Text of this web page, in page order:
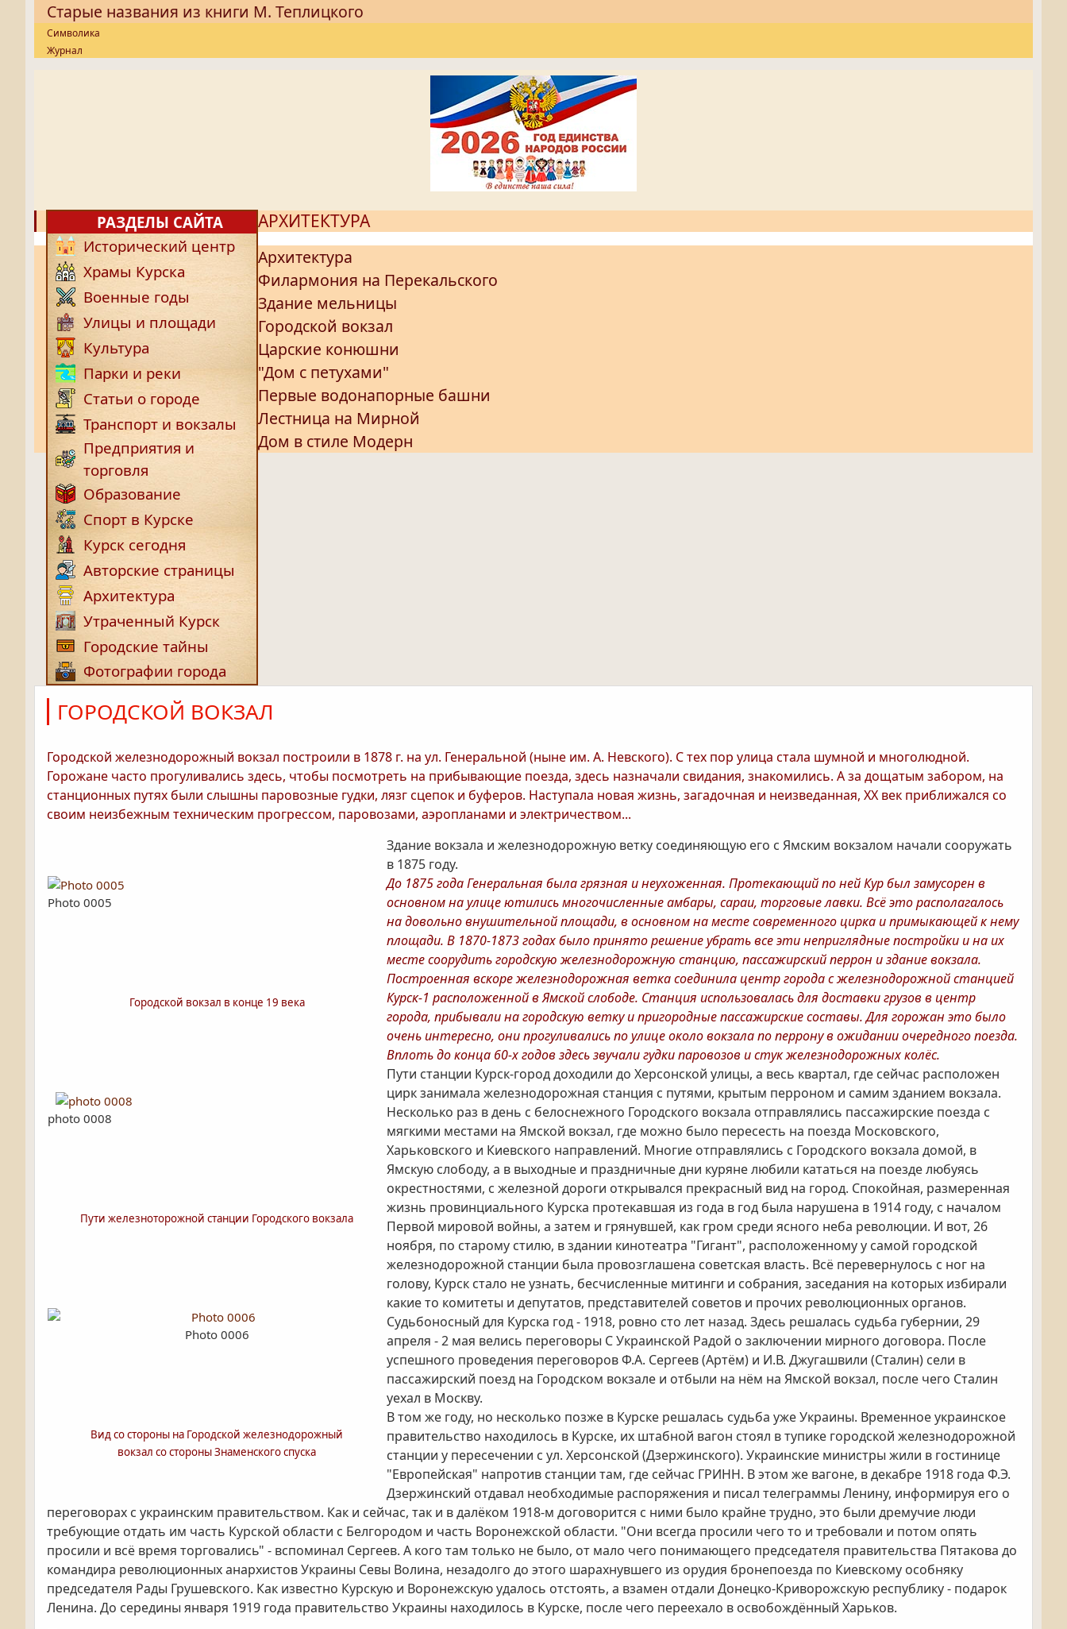
Старые названия из книги М. Теплицкого
Символика
Журнал
РАЗДЕЛЫ САЙТА
Исторический центр
Храмы Курска
Военные годы
Улицы и площади
Культура
Парки и реки
Статьи о городе
Транспорт и вокзалы
Предприятия и
торговля
Образование
Спорт в Курске
Курск сегодня
Авторские страницы
Архитектура
Утраченный Курск
Городские тайны
Фотографии города
АРХИТЕКТУРА
Архитектура
Филармония на Перекальского
Здание мельницы
Городской вокзал
Царские конюшни
"Дом с петухами"
Первые водонапорные башни
Лестница на Мирной
Дом в стиле Модерн
ГОРОДСКОЙ ВОКЗАЛ
Городской железнодорожный вокзал построили в 1878 г. на ул. Генеральной (ныне им. А. Невского). С тех пор улица стала шумной и многолюдной.
Горожане часто прогуливались здесь, чтобы посмотреть на прибывающие поезда, здесь назначали свидания, знакомились. А за дощатым забором, на
станционных путях были слышны паровозные гудки, лязг сцепок и буферов. Наступала новая жизнь, загадочная и неизведанная, ХХ век приближался со
своим неизбежным техническим прогрессом, паровозами, аэропланами и электричеством...
Photo 0005
Городской вокзал в конце 19 века
photo 0008
Пути железноторожной станции Городского вокзала
Photo 0006
Вид со стороны на Городской железнодорожный
вокзал со стороны Знаменского спуска
Здание вокзала и железнодорожную ветку соединяющую его с Ямским вокзалом начали сооружать
в 1875 году.
До 1875 года Генеральная была грязная и неухоженная. Протекающий по ней Кур был замусорен в
основном на улице ютились многочисленные амбары, сараи, торговые лавки. Всё это располагалось
на довольно внушительной площади, в основном на месте современного цирка и примыкающей к нему
площади. В 1870-1873 годах было принято решение убрать все эти неприглядные постройки и на их
месте соорудить городскую железнодорожную станцию, пассажирский перрон и здание вокзала.
Построенная вскоре железнодорожная ветка соединила центр города с железнодорожной станцией
Курск-1 расположенной в Ямской слободе. Станция использовалась для доставки грузов в центр
города, прибывали на городскую ветку и пригородные пассажирские составы. Для горожан это было
очень интересно, они прогуливались по улице около вокзала по перрону в ожидании очередного поезда.
Вплоть до конца 60-х годов здесь звучали гудки паровозов и стук железнодорожных колёс.
Пути станции Курск-город доходили до Херсонской улицы, а весь квартал, где сейчас расположен
цирк занимала железнодорожная станция с путями, крытым перроном и самим зданием вокзала.
Несколько раз в день с белоснежного Городского вокзала отправлялись пассажирские поезда с
мягкими местами на Ямской вокзал, где можно было пересесть на поезда Московского,
Харьковского и Киевского направлений. Многие отправлялись с Городского вокзала домой, в
Ямскую слободу, а в выходные и праздничные дни куряне любили кататься на поезде любуясь
окрестностями, с железной дороги открывался прекрасный вид на город. Спокойная, размеренная
жизнь провинциального Курска протекавшая из года в год была нарушена в 1914 году, с началом
Первой мировой войны, а затем и грянувшей, как гром среди ясного неба революции. И вот, 26
ноября, по старому стилю, в здании кинотеатра "Гигант", расположенному у самой городской
железнодорожной станции была провозглашена советская власть. Всё перевернулось с ног на
голову, Курск стало не узнать, бесчисленные митинги и собрания, заседания на которых избирали
какие то комитеты и депутатов, представителей советов и прочих революционных органов.
Судьбоносный для Курска год - 1918, ровно сто лет назад. Здесь решалась судьба губернии, 29
апреля - 2 мая велись переговоры С Украинской Радой о заключении мирного договора. После
успешного проведения переговоров Ф.А. Сергеев (Артём) и И.В. Джугашвили (Сталин) сели в
пассажирский поезд на Городском вокзале и отбыли на нём на Ямской вокзал, после чего Сталин
уехал в Москву.
В том же году, но несколько позже в Курске решалась судьба уже Украины. Временное украинское
правительство находилось в Курске, их штабной вагон стоял в тупике городской железнодорожной
станции у пересечении с ул. Херсонской (Дзержинского). Украинские министры жили в гостинице
"Европейская" напротив станции там, где сейчас ГРИНН. В этом же вагоне, в декабре 1918 года Ф.Э.
Дзержинский отдавал необходимые распоряжения и писал телеграммы Ленину, информируя его о
переговорах с украинским правительством. Как и сейчас, так и в далёком 1918-м договорится с ними было крайне трудно, это были дремучие люди
требующие отдать им часть Курской области с Белгородом и часть Воронежской области. "Они всегда просили чего то и требовали и потом опять
просили и всё время торговались" - вспоминал Сергеев. А кого там только не было, от мало чего понимающего председателя правительства Пятакова до
командира революционных анархистов Украины Севы Волина, незадолго до этого шарахнувшего из орудия бронепоезда по Киевскому особняку
председателя Рады Грушевского. Как известно Курскую и Воронежскую удалось отстоять, а взамен отдали Донецко-Криворожскую республику - подарок
Ленина. До середины января 1919 года правительство Украины находилось в Курске, после чего переехало в освобождённый Харьков.